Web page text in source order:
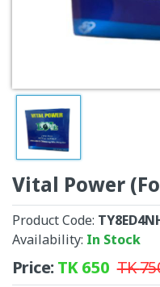
Vital Power
Product Code:
Availability: In Stock
Price:TK650 TK